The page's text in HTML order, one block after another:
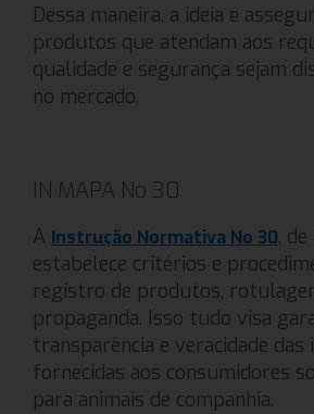
Dessa maneira, a ideia é
produtos que atendam aos
qualidade e segurança sejam
no mercado.
IN MAPA No 30
A Instrução Normativa No 30,
estabelece critérios e
registro de produtos,
propaganda. Isso tudo visa
transparência e veracidade
fornecidas aos consumidores
para animais de companhia.